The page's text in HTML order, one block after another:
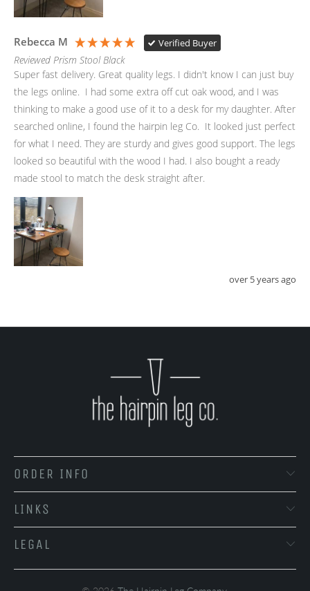
Rebecca M Verified Buyer
Reviewed Prism Stool Black
Super fast delivery. Great quality legs. I didn't know I can just buy
the legs online.  I had some extra off cut oak wood, and I was
thinking to make a good use of it to a desk for my daughter. After
searched online, I found the hairpin leg Co.  It looked just perfect
for what I need. They are sturdy and gives good support. The legs
looked so beautiful with the wood I had. I also bought a ready
made stool to match the desk straight after.
over 5 years ago
ORDER INFO
LINKS
LEGAL